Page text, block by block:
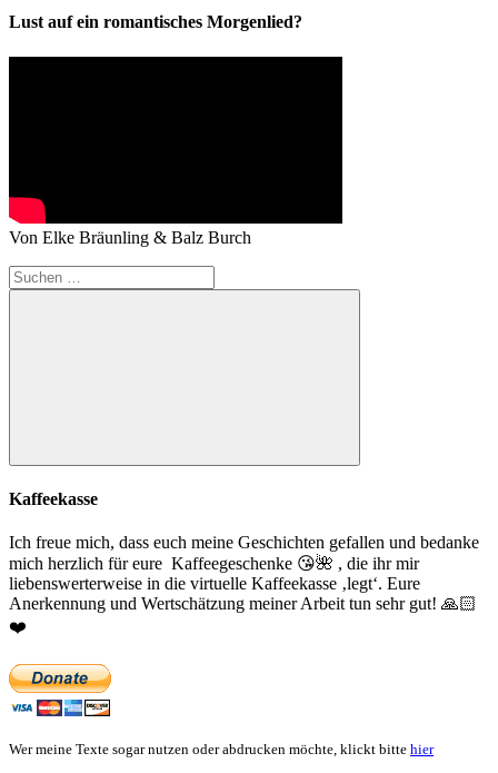
Lust auf ein romantisches Morgenlied?
Von Elke Bräunling & Balz Burch
Suchen
nach:
Suchen
Kaffeekasse
Ich freue mich, dass euch meine Geschichten gefallen und bedanke
mich herzlich für eure Kaffeegeschenke 😘🌺 , die ihr mir
liebenswerterweise in die virtuelle Kaffeekasse ‚legt‘. Eure
Anerkennung und Wertschätzung meiner Arbeit tun sehr gut! 🙏🏻
❤️
Wer meine Texte sogar nutzen oder abdrucken möchte, klickt bitte hier